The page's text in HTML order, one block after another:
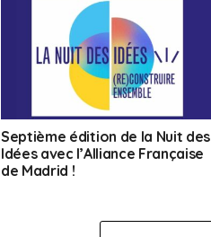
Septième édition de la Nuit des
Idées avec l’Alliance Française
de Madrid !